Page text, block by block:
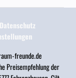
Datenschutz
freunde.de
Preisempfehlung der